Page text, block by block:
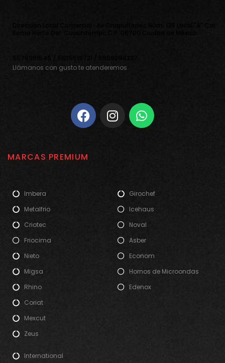
Llámanos con gusto te atenderemos
MARCAS PREMIUM
Imbera
Metalfrio
Criotec
Friocima
Nieto
Migsa
Rhino
Coriat
Mexcut
Zeus
Girochef
Icehaus
Noval
Asber
Econom
Hornos de Microondas
Edenox
International